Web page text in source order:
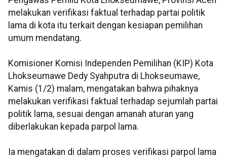
melakukan verifikasi faktual terhadap partai politik
lama di kota itu terkait dengan kesiapan pemilihan
umum mendatang.
Komisioner Komisi Independen Pemilihan (KIP) Kota
Lhokseumawe Dedy Syahputra di Lhokseumawe,
Kamis (1/2) malam, mengatakan bahwa pihaknya
melakukan verifikasi faktual terhadap sejumlah partai
politik lama, sesuai dengan amanah aturan yang
diberlakukan kepada parpol lama.
Ia mengatakan di dalam proses verifikasi parpol lama